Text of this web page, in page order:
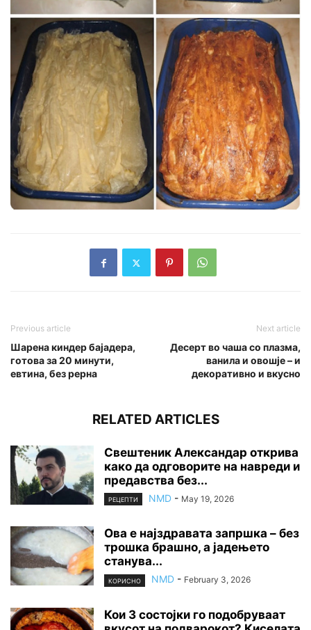
Previous article
Шарена киндер бајадера,
готова за 20 минути,
евтина, без рерна
Next article
Десерт во чаша со плазма,
ванила и овошје – и
декоративно и вкусно
RELATED ARTICLES
Свештеник Александар открива
како да одговорите на навреди и
предавства без...
РЕЦЕПТИ NMD - May 19, 2026
Ова е најздравата запршка – без
трошка брашно, а јадењето
станува...
КОРИСНО NMD - February 3, 2026
Кои 3 состојки го подобруваат